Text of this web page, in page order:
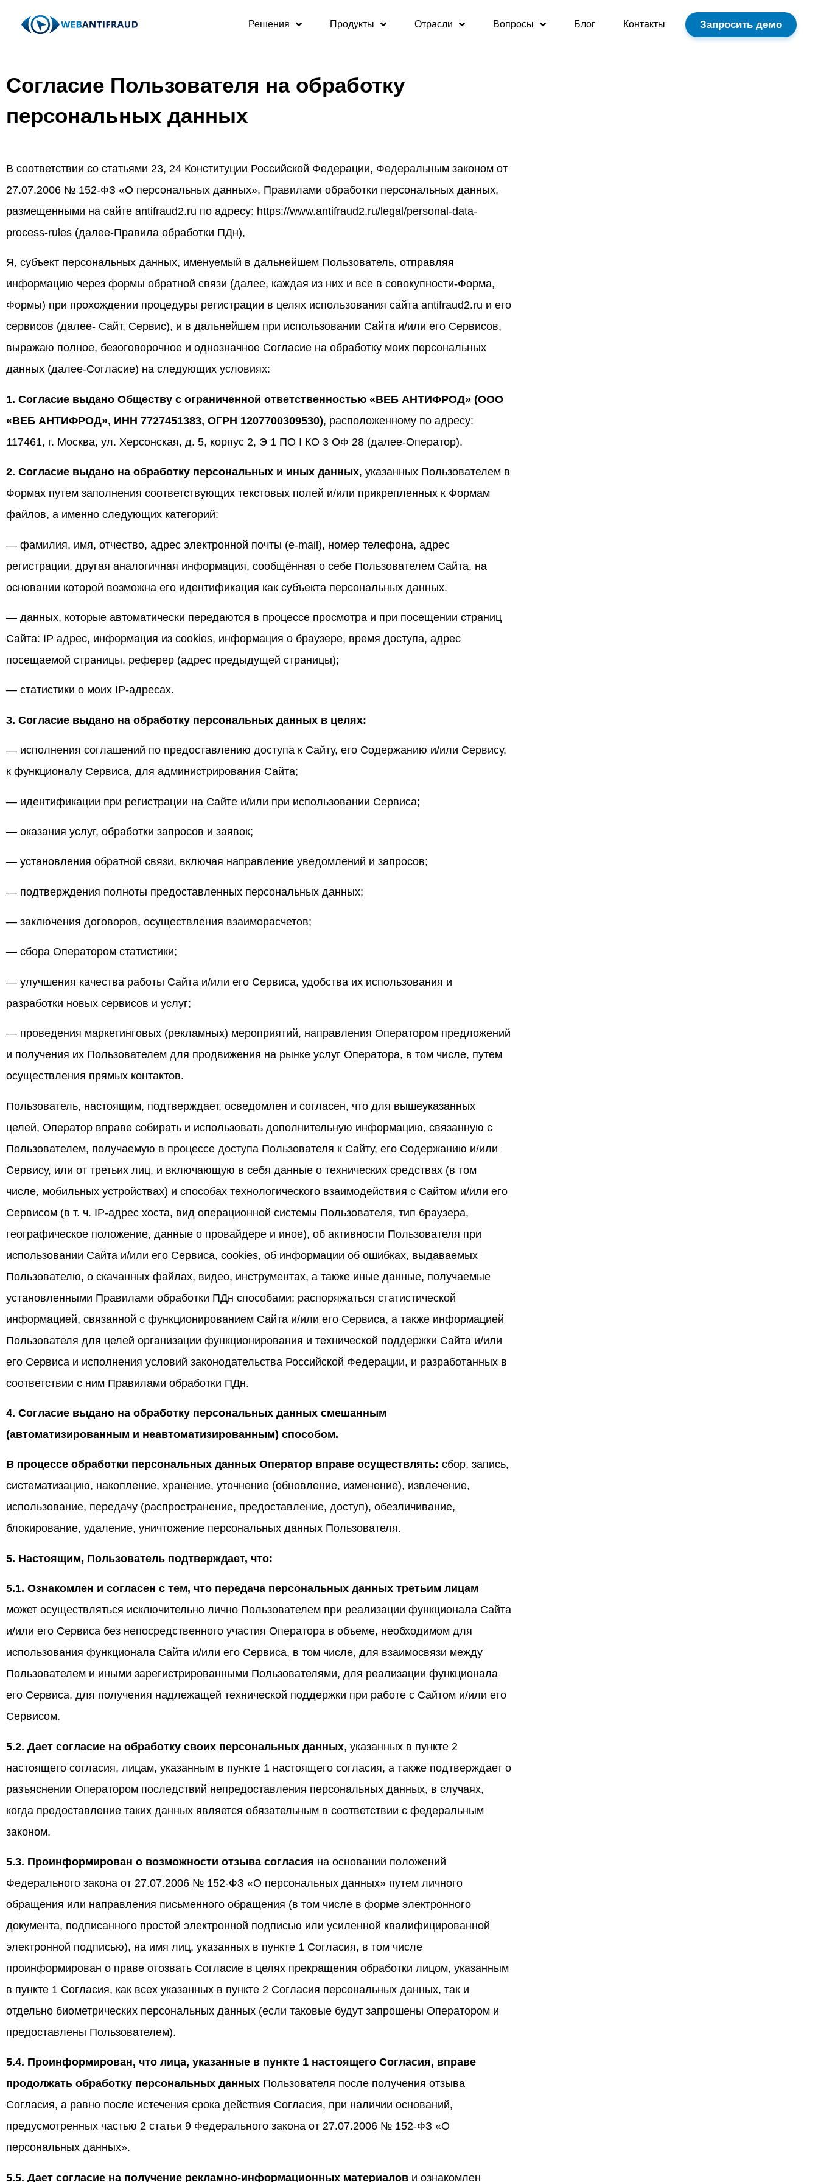
Решения Продукты Отрасли Вопросы Блог Контакты Запросить демо
Согласие Пользователя на обработку
персональных данных
В соответствии со статьями 23, 24 Конституции Российской Федерации, Федеральным законом от
27.07.2006 № 152-ФЗ «О персональных данных», Правилами обработки персональных данных,
размещенными на сайте antifraud2.ru по адресу: https://www.antifraud2.ru/legal/personal-data-
process-rules (далее-Правила обработки ПДн),
Я, субъект персональных данных, именуемый в дальнейшем Пользователь, отправляя
информацию через формы обратной связи (далее, каждая из них и все в совокупности-Форма,
Формы) при прохождении процедуры регистрации в целях использования сайта antifraud2.ru и его
сервисов (далее- Сайт, Сервис), и в дальнейшем при использовании Сайта и/или его Сервисов,
выражаю полное, безоговорочное и однозначное Согласие на обработку моих персональных
данных (далее-Согласие) на следующих условиях:
1. Согласие выдано Обществу с ограниченной ответственностью «ВЕБ АНТИФРОД» (ООО
«ВЕБ АНТИФРОД», ИНН 7727451383, ОГРН 1207700309530), расположенному по адресу:
117461, г. Москва, ул. Херсонская, д. 5, корпус 2, Э 1 ПО I КО 3 ОФ 28 (далее-Оператор).
2. Согласие выдано на обработку персональных и иных данных, указанных Пользователем в
Формах путем заполнения соответствующих текстовых полей и/или прикрепленных к Формам
файлов, а именно следующих категорий:
— фамилия, имя, отчество, адрес электронной почты (e-mail), номер телефона, адрес
регистрации, другая аналогичная информация, сообщённая о себе Пользователем Сайта, на
основании которой возможна его идентификация как субъекта персональных данных.
— данных, которые автоматически передаются в процессе просмотра и при посещении страниц
Сайта: IP адрес, информация из cookies, информация о браузере, время доступа, адрес
посещаемой страницы, реферер (адрес предыдущей страницы);
— статистики о моих IP-адресах.
3. Согласие выдано на обработку персональных данных в целях:
— исполнения соглашений по предоставлению доступа к Сайту, его Содержанию и/или Сервису,
к функционалу Сервиса, для администрирования Сайта;
— идентификации при регистрации на Сайте и/или при использовании Сервиса;
— оказания услуг, обработки запросов и заявок;
— установления обратной связи, включая направление уведомлений и запросов;
— подтверждения полноты предоставленных персональных данных;
— заключения договоров, осуществления взаиморасчетов;
— сбора Оператором статистики;
— улучшения качества работы Сайта и/или его Сервиса, удобства их использования и
разработки новых сервисов и услуг;
— проведения маркетинговых (рекламных) мероприятий, направления Оператором предложений
и получения их Пользователем для продвижения на рынке услуг Оператора, в том числе, путем
осуществления прямых контактов.
Пользователь, настоящим, подтверждает, осведомлен и согласен, что для вышеуказанных
целей, Оператор вправе собирать и использовать дополнительную информацию, связанную с
Пользователем, получаемую в процессе доступа Пользователя к Сайту, его Содержанию и/или
Сервису, или от третьих лиц, и включающую в себя данные о технических средствах (в том
числе, мобильных устройствах) и способах технологического взаимодействия с Сайтом и/или его
Сервисом (в т. ч. IP-адрес хоста, вид операционной системы Пользователя, тип браузера,
географическое положение, данные о провайдере и иное), об активности Пользователя при
использовании Сайта и/или его Сервиса, cookies, об информации об ошибках, выдаваемых
Пользователю, о скачанных файлах, видео, инструментах, а также иные данные, получаемые
установленными Правилами обработки ПДн способами; распоряжаться статистической
информацией, связанной с функционированием Сайта и/или его Сервиса, а также информацией
Пользователя для целей организации функционирования и технической поддержки Сайта и/или
его Сервиса и исполнения условий законодательства Российской Федерации, и разработанных в
соответствии с ним Правилами обработки ПДн.
4. Согласие выдано на обработку персональных данных смешанным
(автоматизированным и неавтоматизированным) способом.
В процессе обработки персональных данных Оператор вправе осуществлять: сбор, запись,
систематизацию, накопление, хранение, уточнение (обновление, изменение), извлечение,
использование, передачу (распространение, предоставление, доступ), обезличивание,
блокирование, удаление, уничтожение персональных данных Пользователя.
5. Настоящим, Пользователь подтверждает, что:
5.1. Ознакомлен и согласен с тем, что передача персональных данных третьим лицам
может осуществляться исключительно лично Пользователем при реализации функционала Сайта
и/или его Сервиса без непосредственного участия Оператора в объеме, необходимом для
использования функционала Сайта и/или его Сервиса, в том числе, для взаимосвязи между
Пользователем и иными зарегистрированными Пользователями, для реализации функционала
его Сервиса, для получения надлежащей технической поддержки при работе с Сайтом и/или его
Сервисом.
5.2. Дает согласие на обработку своих персональных данных, указанных в пункте 2
настоящего согласия, лицам, указанным в пункте 1 настоящего согласия, а также подтверждает о
разъяснении Оператором последствий непредоставления персональных данных, в случаях,
когда предоставление таких данных является обязательным в соответствии с федеральным
законом.
5.3. Проинформирован о возможности отзыва согласия на основании положений
Федерального закона от 27.07.2006 № 152-ФЗ «О персональных данных» путем личного
обращения или направления письменного обращения (в том числе в форме электронного
документа, подписанного простой электронной подписью или усиленной квалифицированной
электронной подписью), на имя лиц, указанных в пункте 1 Согласия, в том числе
проинформирован о праве отозвать Согласие в целях прекращения обработки лицом, указанным
в пункте 1 Согласия, как всех указанных в пункте 2 Согласия персональных данных, так и
отдельно биометрических персональных данных (если таковые будут запрошены Оператором и
предоставлены Пользователем).
5.4. Проинформирован, что лица, указанные в пункте 1 настоящего Согласия, вправе
продолжать обработку персональных данных Пользователя после получения отзыва
Согласия, а равно после истечения срока действия Согласия, при наличии оснований,
предусмотренных частью 2 статьи 9 Федерального закона от 27.07.2006 № 152-ФЗ «О
персональных данных».
5.5. Дает согласие на получение рекламно-информационных материалов и ознакомлен